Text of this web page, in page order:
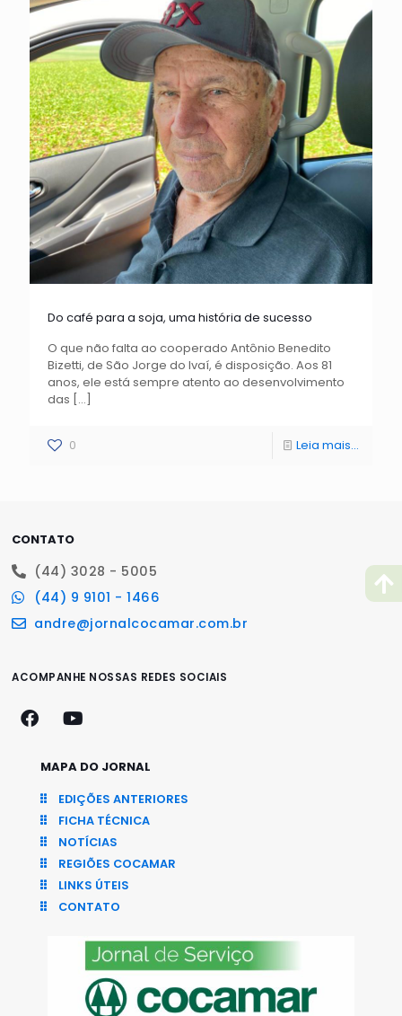
Do café para a soja, uma história de sucesso
O que não falta ao cooperado Antônio Benedito
Bizetti, de São Jorge do Ivaí, é disposição. Aos 81
anos, ele está sempre atento ao desenvolvimento
das […]
0 Leia mais...
CONTATO
(44) 3028 - 5005
(44) 9 9101 - 1466
andre@jornalcocamar.com.br
ACOMPANHE NOSSAS REDES SOCIAIS
MAPA DO JORNAL
EDIÇÕES ANTERIORES
FICHA TÉCNICA
NOTÍCIAS
REGIÕES COCAMAR
LINKS ÚTEIS
CONTATO